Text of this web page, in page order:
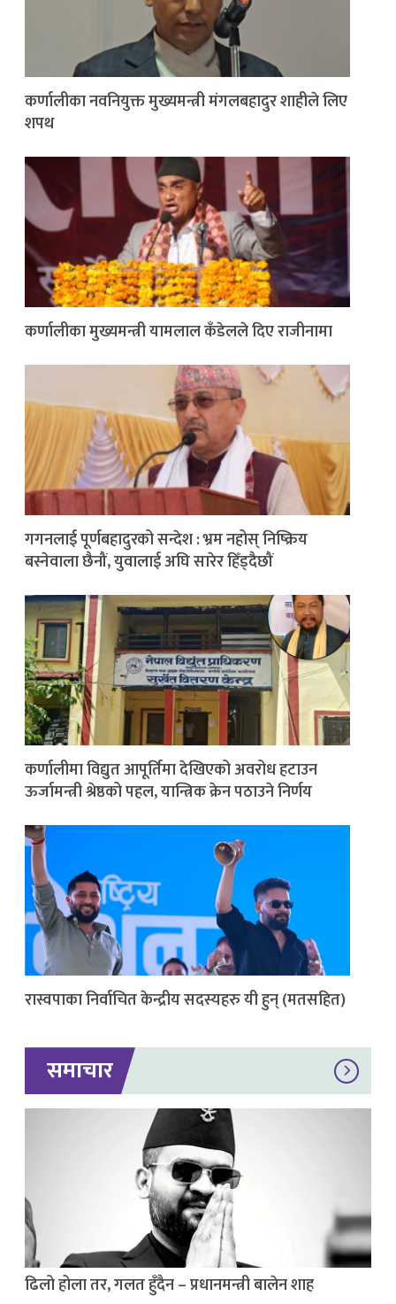
कर्णालीका नवनियुक्त मुख्यमन्त्री मंगलबहादुर शाहीले लिए
शपथ
कर्णालीका मुख्यमन्त्री यामलाल कँडेलले दिए राजीनामा
गगनलाई पूर्णबहादुरको सन्देश : भ्रम नहोस् निष्क्रिय
बस्नेवाला छैनौं, युवालाई अघि सारेर हिँड्दैछौं
कर्णालीमा विद्युत आपूर्तिमा देखिएको अवरोध हटाउन
ऊर्जामन्त्री श्रेष्ठको पहल, यान्त्रिक क्रेन पठाउने निर्णय
रास्वपाका निर्वाचित केन्द्रीय सदस्यहरु यी हुन् (मतसहित)
समाचार
ढिलो होला तर, गलत हुँदैन – प्रधानमन्त्री बालेन शाह